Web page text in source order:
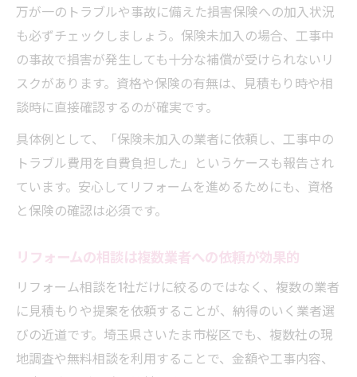
較
相見積もり取得でリフォーム業者の透明性
を確認
複数リフォーム業者の見積書を比較するコ
リフォーム相場を知るための相見積もり活
用法
リフォーム業者決定は内容と費用の納得感
万が一のトラブルや事故に備えた損害保険への加入状況
も必ずチェックしましょう。保険未加入の場合、工事中
の事故で損害が発生しても十分な補償が受けられないリ
スクがあります。資格や保険の有無は、見積もり時や相
談時に直接確認するのが確実です。
具体例として、「保険未加入の業者に依頼し、工事中の
トラブル費用を自費負担した」というケースも報告され
ています。安心してリフォームを進めるためにも、資格
と保険の確認は必須です。
リフォームの相談は複数業者への依頼が効果的
リフォーム相談を1社だけに絞るのではなく、複数の業者
に見積もりや提案を依頼することが、納得のいく業者選
びの近道です。埼玉県さいたま市桜区でも、複数社の現
地調査や無料相談を利用することで、金額や工事内容、